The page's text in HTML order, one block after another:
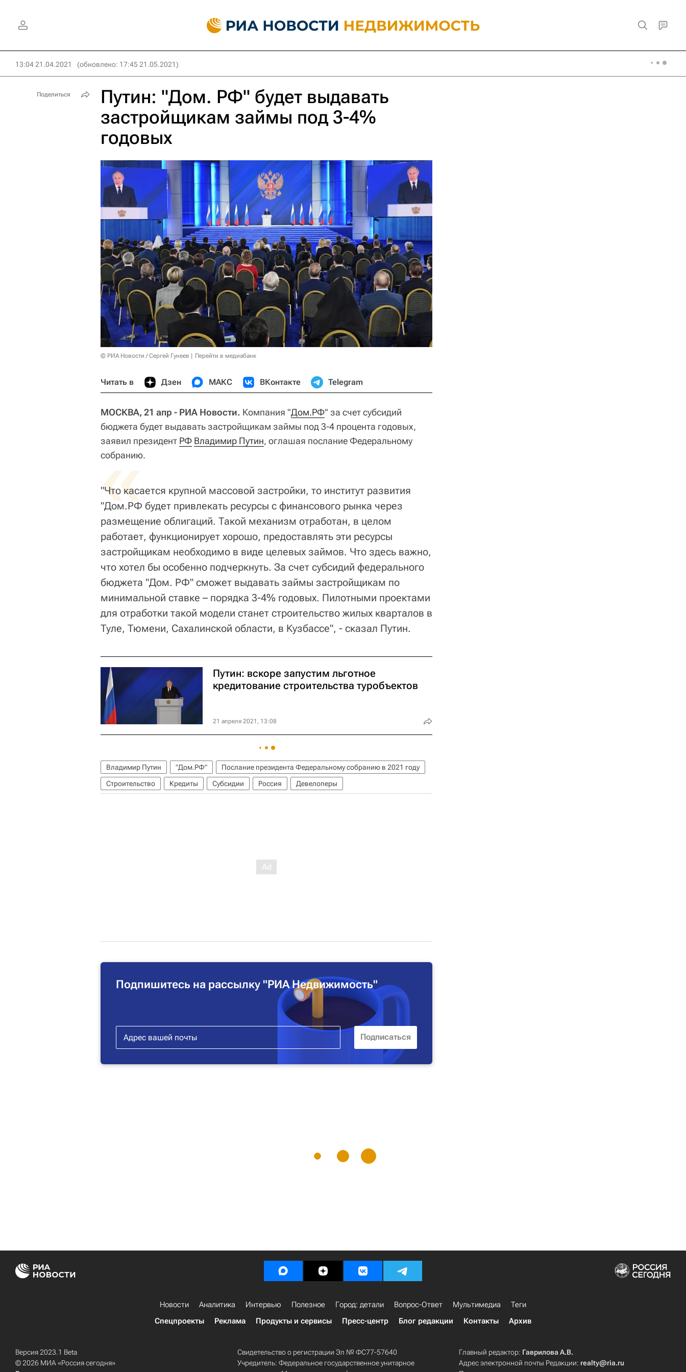
13:04 21.04.2021 (обновлено: 17:45 21.05.2021)
Путин: "Дом. РФ" будет выдавать
застройщикам займы под 3-4%
годовых
© РИА Новости / Сергей Гунеев Перейти в медиабанк
Читать в Дзен МАКС ВКонтакте Telegram
МОСКВА, 21 апр - РИА Новости. Компания "Дом.РФ" за счет субсидий
бюджета будет выдавать застройщикам займы под 3-4 процента годовых,
заявил президент РФ Владимир Путин, оглашая послание Федеральному
собранию.
«
"Что касается крупной массовой застройки, то институт развития
"Дом.РФ будет привлекать ресурсы с финансового рынка через
размещение облигаций. Такой механизм отработан, в целом
работает, функционирует хорошо, предоставлять эти ресурсы
застройщикам необходимо в виде целевых займов. Что здесь важно,
что хотел бы особенно подчеркнуть. За счет субсидий федерального
бюджета "Дом. РФ" сможет выдавать займы застройщикам по
минимальной ставке – порядка 3-4% годовых. Пилотными проектами
для отработки такой модели станет строительство жилых кварталов в
Туле, Тюмени, Сахалинской области, в Кузбассе", - сказал Путин.
Путин: вскоре запустим льготное
кредитование строительства туробъектов
21 апреля 2021, 13:08
Владимир Путин "Дом.РФ"
Послание президента Федеральному собранию в 2021 году
Строительство
Кредиты Субсидии Россия Девелоперы
Подпишитесь на рассылку "РИА Недвижимость"
Поделиться
Новости Аналитика Интервью Полезное Город: детали Вопрос-Ответ Мультимедиа
Теги
Спецпроекты
Реклама Продукты и сервисы Пресс-центр Блог редакции Контакты Архив
Версия 2023.1 Beta
© 2026 МИА «Россия сегодня»
Свидетельство о регистрации Эл № ФС77-57640
Учредитель: Федеральное государственное унитарное
Главный редактор: Гаврилова А.В.
Адрес электронной почты Редакции: realty@ria.ru